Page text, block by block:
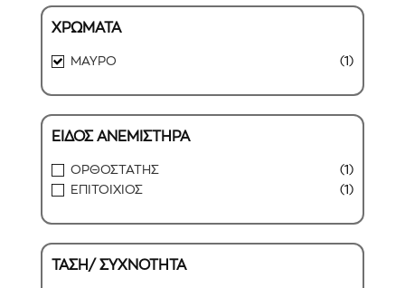
ΧΡΩΜΑΤΑ
ΜΑΥΡΟ (1)
ΕΙΔΟΣ ΑΝΕΜΙΣΤΗΡΑ
ΟΡΘΟΣΤΑΤΗΣ
(1)
ΕΠΙΤΟΙΧΙΟΣ
(1)
ΤΑΣΗ/ ΣΥΧΝΟΤΗΤΑ